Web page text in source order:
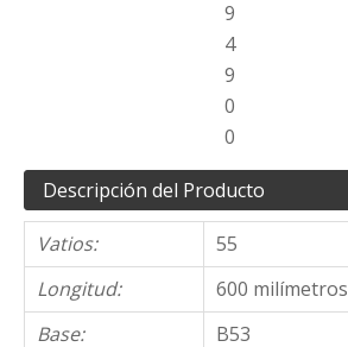
9
4
9
0
0
Descripción del Producto
Vatios:
55
Longitud:
600 milímetros
Base:
B53